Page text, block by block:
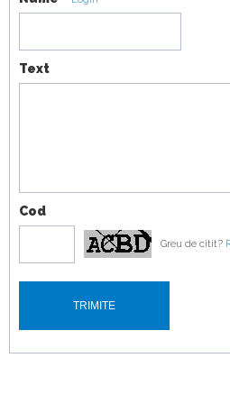
TrailSport vs Toyota
Text
Cod
Greu de citit?